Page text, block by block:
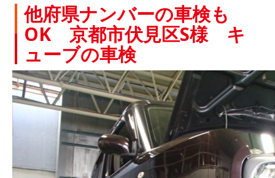
他府県ナンバーの車検も
OK 京都市伏見区S様 キ
ューブの車検